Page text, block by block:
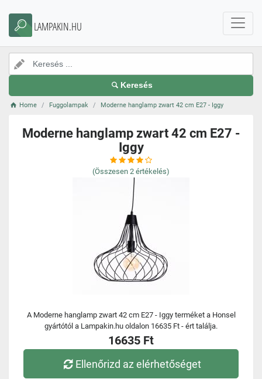
LAMPAKIN.HU
Keresés
Home Fuggolampak Moderne hanglamp zwart 42 cm E27 - Iggy
Moderne hanglamp zwart 42 cm E27 -
Iggy
(Összesen 2 értékelés)
A Moderne hanglamp zwart 42 cm E27 - Iggy terméket a Honsel
gyártótól a Lampakin.hu oldalon 16635 Ft - ért találja.
16635 Ft
Ellenőrizd az elérhetőséget